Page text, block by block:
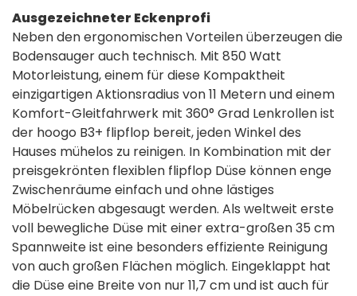
Ausgezeichneter Eckenprofi
Neben den ergonomischen Vorteilen überzeugen die
Bodensauger auch technisch. Mit 850 Watt
Motorleistung, einem für diese Kompaktheit
einzigartigen Aktionsradius von 11 Metern und einem
Komfort-Gleitfahrwerk mit 360° Grad Lenkrollen ist
der hoogo B3+ flipflop bereit, jeden Winkel des
Hauses mühelos zu reinigen. In Kombination mit der
preisgekrönten flexiblen flipflop Düse können enge
Zwischenräume einfach und ohne lästiges
Möbelrücken abgesaugt werden. Als weltweit erste
voll bewegliche Düse mit einer extra-großen 35 cm
Spannweite ist eine besonders effiziente Reinigung
von auch großen Flächen möglich. Eingeklappt hat
die Düse eine Breite von nur 11,7 cm und ist auch für